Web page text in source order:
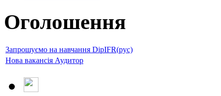
Оголошення
Запрошуємо на навчання DipIFR(рус)
Нова вакансія Аудитор